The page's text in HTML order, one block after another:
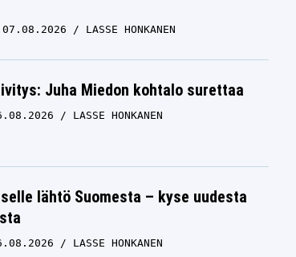
07.08.2026 LASSE HONKANEN
Juha Miedon kohtalo surettaa
LASSE HONKANEN
lähtö Suomesta – kyse uudesta
LASSE HONKANEN